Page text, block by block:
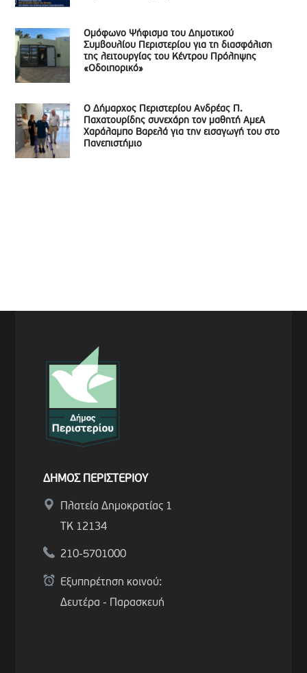
Ομόφωνο Ψήφισμα του Δημοτικού
Συμβουλίου Περιστερίου για τη διασφάλιση
της λειτουργίας του Κέντρου Πρόληψης
«Οδοιπορικό»
Ο Δήμαρχος Περιστερίου Ανδρέας Π.
Παχατουρίδης συνεχάρη τον μαθητή ΑμεΑ
Χαράλαμπο Βαρελά για την εισαγωγή του στο
Πανεπιστήμιο
ΔΗΜΟΣ ΠΕΡΙΣΤΕΡΙΟΥ
Πλατεία Δημοκρατίας 1
ΤΚ 12134
210-5701000
Εξυπηρέτηση κοινού:
Δευτέρα - Παρασκευή